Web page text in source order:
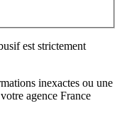
est strictement
inexactes ou une
agence France